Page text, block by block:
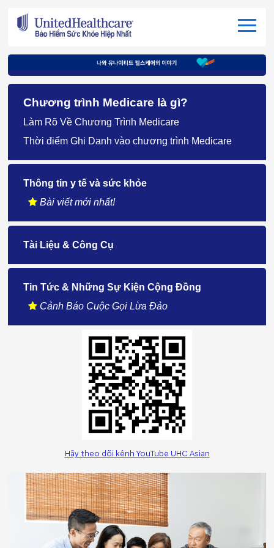
Chương trình Medicare là gì?
Làm Rõ Về Chương Trình Medicare
Thời điểm Ghi Danh vào chương trình Medicare
Thông tin y tế và sức khỏe
Bài viết mới nhất!
Tài Liệu & Công Cụ
Tin Tức & Những Sự Kiện Cộng Đồng
Cảnh Báo Cuộc Gọi Lừa Đảo
Hãy theo dõi kênh YouTube UHC Asian